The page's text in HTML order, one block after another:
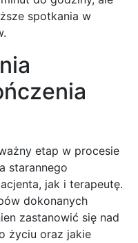
spotkania w
etap w procesie
starannego
jak i terapeutę.
dokonanych
zastanowić się nad
życiu oraz jakie